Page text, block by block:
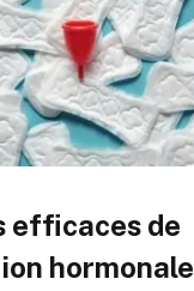
efficaces de
hormonale